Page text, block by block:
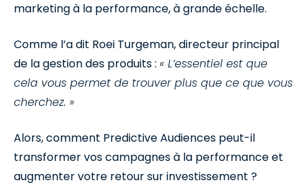
marketing à la performance, à grande échelle.
Comme l’a dit Roei Turgeman, directeur principal
de la gestion des produits : « L’essentiel est que
cela vous permet de trouver plus que ce que vous
cherchez. »
Alors, comment Predictive Audiences peut-il
transformer vos campagnes à la performance et
augmenter votre retour sur investissement ?